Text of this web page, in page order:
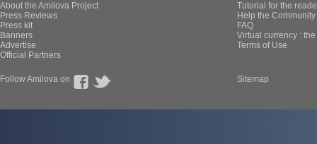
About the Amilova Project
Press Reviews
Press kit
Banners
Advertise
Official Partners
Tutorial for the
Help the
FAQ
Virtual currency :
Terms of Use
Follow Amilova on Sitemap